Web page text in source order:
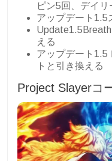
ピン5回、デイ
アップデート
える
アップデート1.5
トと引き換える
Project Slayerコ